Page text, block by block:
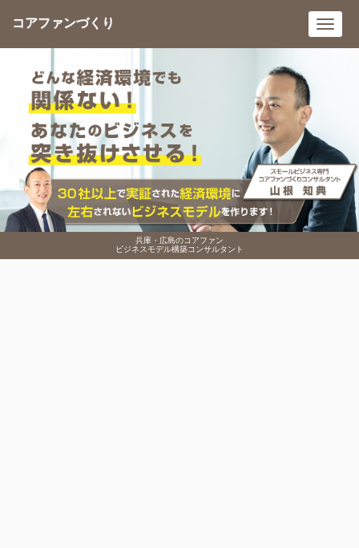
兵庫・広島のコアファン
ビジネスモデル構築コンサルタント
コアファンづくり